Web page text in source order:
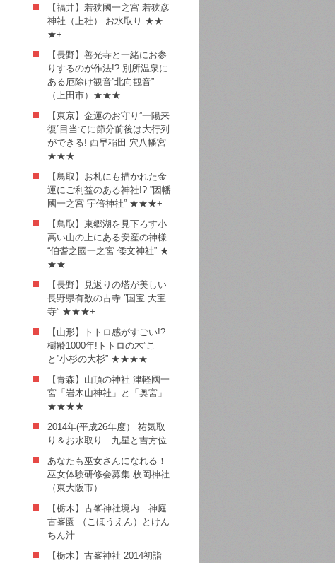
【福井】若狭國一之宮 若狭彦
神社（上社） お水取り ★★
★+
【長野】善光寺と一緒にお参
りするのが作法!? 別所温泉に
ある厄除け観音”北向観音”
（上田市）★★★
【東京】金運のお守り”一陽来
復”目当てに節分前後は大行列
ができる! 西早稲田 穴八幡宮
★★★
【鳥取】お札にも描かれた金
運にご利益のある神社!? ”因幡
國一之宮 宇倍神社” ★★★+
【鳥取】東郷湖を見下ろす小
高い山の上にある安産の神様
“伯耆之國一之宮 倭文神社” ★
★★
【長野】見返りの塔が美しい
長野県有数の古寺 ”国宝 大宝
寺” ★★★+
【山形】トトロ感がすごい!?
樹齢1000年!トトロの木”こ
と”小杉の大杉” ★★★★
【青森】山頂の神社 津軽國一
宮「岩木山神社」と「奥宮」
★★★★
2014年(平成26年度） 祐気取
り＆お水取り 九星と吉方位
あなたも巫女さんになれる！
巫女体験研修会募集 枚岡神社
（東大阪市）
【栃木】古峯神社境内 神庭
古峯園 （こほうえん）とけん
ちん汁
【栃木】古峯神社 2014初詣